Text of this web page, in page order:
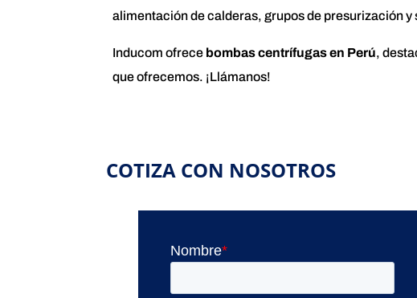
alimentación de calderas, grupos de presurización
Inducom ofrece bombas centrífugas en Perú,
que ofrecemos. ¡Llámanos!
COTIZA CON NOSOTROS